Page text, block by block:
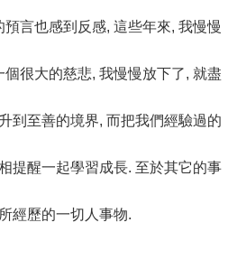
言也感到反感, 這些年來, 我慢慢
很大的慈悲, 我慢慢放下了, 就盡
到至善的境界, 而把我們經驗過的
提醒一起學習成長. 至於其它的事
經歷的一切人事物.